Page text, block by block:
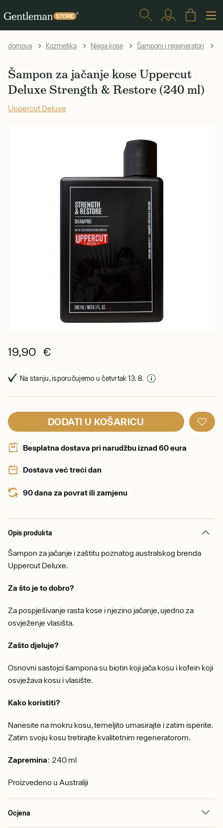
domova Kozmetika Njega kose Šamponi i regeneratori
Šampon za jačanje kose Uppercut
Deluxe Strength & Restore (240 ml)
Uppercut Deluxe
19,90 €
Na stanju, isporučujemo u četvrtak 13. 8.
DODATI U KOŠARICU
Besplatna dostava pri narudžbu iznad 60 eura
Dostava već treći dan
90 dana za povrat ili zamjenu
Opis produkta
Šampon za jačanje i zaštitu poznatog australskog brenda
Uppercut Deluxe.
Za što je to dobro?
Za pospješivanje rasta kose i njezino jačanje, ujedno za
osvježenje vlasišta.
Zašto djeluje?
Osnovni sastojci šampona su biotin koji jača kosu i kofein koji
osvježava kosu i vlasište.
Kako koristiti?
Nanesite na mokru kosu, temeljito umasirajte i zatim isperite.
Zatim svoju kosu tretirajte kvalitetnim regeneratorom.
Zapremina: 240 ml
Proizvedeno u Australiji
Ocjena